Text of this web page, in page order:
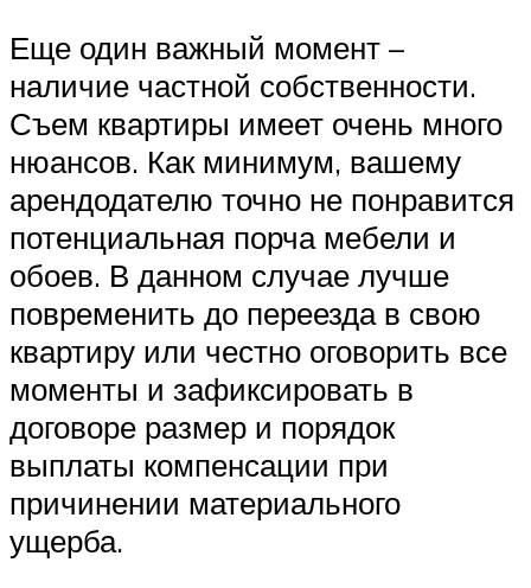
Еще один важный момент –
наличие частной собственности.
Съем квартиры имеет очень много
нюансов. Как минимум, вашему
арендодателю точно не понравится
потенциальная порча мебели и
обоев. В данном случае лучше
повременить до переезда в свою
квартиру или честно оговорить все
моменты и зафиксировать в
договоре размер и порядок
выплаты компенсации при
причинении материального
ущерба.